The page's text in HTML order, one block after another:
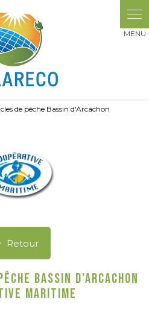
de pêche Bassin d'Arcachon
Retour
Bassin d'Arcachon
maritime